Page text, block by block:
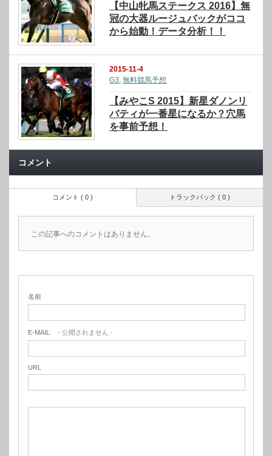
【中山牝馬ステークス 2016】無
冠の大器ルージュバックがココ
から始動！データ分析！！
2015-11-4
G3 ,無料競馬予想
【みやこS 2015】新星ダノンリ
バティが一番星になるか？穴馬
を事前予想！
コメント
トラックバック ( 0 )
コメント ( 0 )
この記事へのコメントはありません。
名前
E-MAIL - 公開されません -
URL